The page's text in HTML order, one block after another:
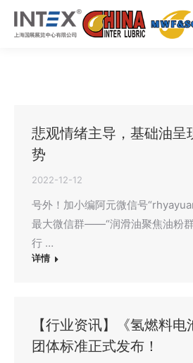
悲观情绪主导，基础油呈
势
2022-12-12
号外！加小编阿元微信号
最大微信群——“润滑油聚焦油粉
行 …
详情
【行业资讯】《氢燃料电
团体标准正式发布！